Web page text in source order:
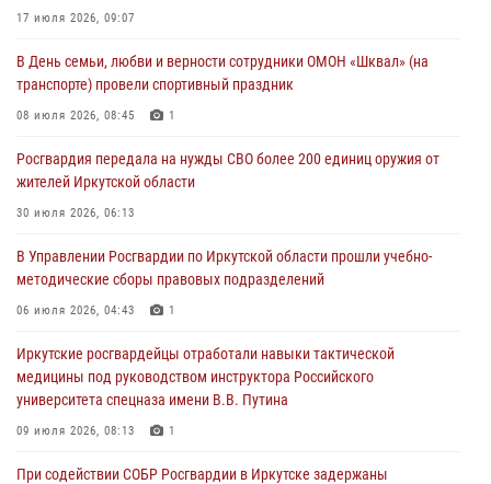
провели рейды по соблюдению миграционного законодательства
В честь 10-летия Росгвардии сотрудники вневедомственной охраны
из Ангарска познакомили отдыхающих детского лагеря со службой
29 июля 2026, 03:44
Росгвардейцы из Иркутска приняли участие в праздновании Дня
28 июля 2026, 07:15 4
17 июля 2026, 09:07
В День семьи, любви и верности сотрудники ОМОН «Шквал» (на
транспорте) провели спортивный праздник
08 июля 2026, 08:45 1
Росгвардия передала на нужды СВО более 200 единиц оружия от
жителей Иркутской области
30 июля 2026, 06:13
В Управлении Росгвардии по Иркутской области прошли учебно-
методические сборы правовых подразделений
06 июля 2026, 04:43 1
Иркутские росгвардейцы отработали навыки тактической
медицины под руководством инструктора Российского
университета спецназа имени В.В. Путина
09 июля 2026, 08:13 1
При содействии СОБР Росгвардии в Иркутске задержаны